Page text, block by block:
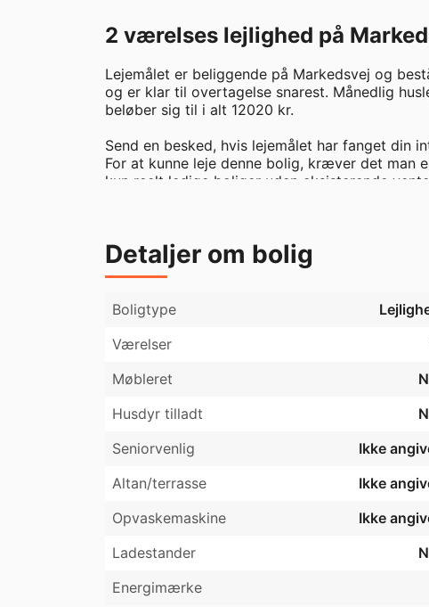
2 værelses lejlighed på
Lejemålet er beliggende på Markedsvej og
og er klar til overtagelse snarest. Månedlig
beløber sig til i alt 12020 kr.
Send en besked, hvis lejemålet har fanget din
For at kunne leje denne bolig, kræver det man
kun reelt ledige boliger uden eksisterende
Detaljer om bolig
Boligtype
Værelser
Møbleret
Husdyr tilladt
Seniorvenlig
Ikke
Altan/terrasse
Ikke
Opvaskemaskine
Ikke
Ladestander
Energimærke